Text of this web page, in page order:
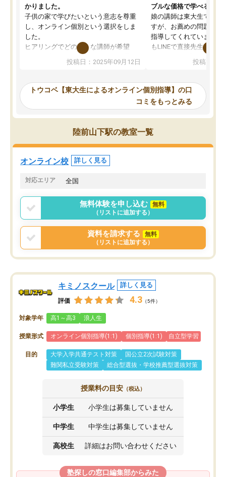
かりました。
子供の家で学びたいという意志を尊重
し、オンライン個別という選択をしま
した。
ヒアリングでどのような講師が希望
か、オプションは付帯するかなど選ぶ
事が出来ました。
ーティングを行い、その講師で良いか
見てから講師を決定する事ができま
す。
うちの子は、初回面談の講師の方で決
オンラインツールを使用した単語帳の
共有があり宿題もそちらで出される形
でした。
言う事で講師変更の申し出があり、あ
まりに短期での変更だった為、塾に通
う事にして退会しました。遅れも取り
戻せ、授業内容や講師の方は良かった
と思います。
投稿日：2025年09月12日
ブルな価格で学べる
娘の講師は東大生では無
すが、お薦めの問題集や
指導してくれています。
もLINEで直接先生に質問
めれるので、個人に合
いなのがあり(有料)、受
ことをどんなスケジュー
くか相談したのですが、
ち期待したものではなく
内容でした。それでも明
やる気も出ましたし、苦
くなってきたようなので
投稿日：
トウコベ【東大生によるオンライン個別指導】の口
コミをもっとみる
陸前山下駅の教室一覧
オンライン校 詳しく見る
対応エリア 全国
無料体験を申し込む
無料
（リストに追加する）
資料を請求する
無料
（リストに追加する）
キミノスクール 詳しく見る
評価 4.3 （5件）
対象学年 高1～高3 浪人生
授業形式 オンライン個別指導(1:1) 個別指導(1:1) 自立型学習
目的 大学入学共通テスト対策
国公立2次試験対策
難関私立受験対策
総合型選抜・学校推薦型選抜対策
授業料の目安 （税込）
小学生 小学生は募集していません
中学生 中学生は募集していません
高校生 詳細はお問い合わせください
塾探しの窓口編集部からみた